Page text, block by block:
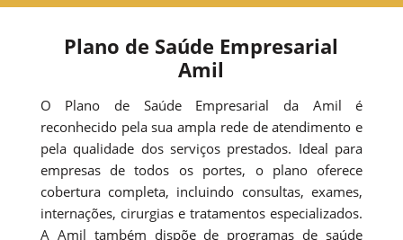
Plano de Saúde Empresarial
Amil
O Plano de Saúde Empresarial da Amil é
reconhecido pela sua ampla rede de atendimento e
pela qualidade dos serviços prestados. Ideal para
empresas de todos os portes, o plano oferece
cobertura completa, incluindo consultas, exames,
internações, cirurgias e tratamentos especializados.
A Amil também dispõe de programas de saúde